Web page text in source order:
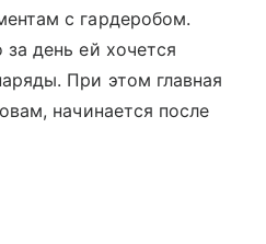
с гардеробом.
за день ей хочется
При этом главная
начинается после